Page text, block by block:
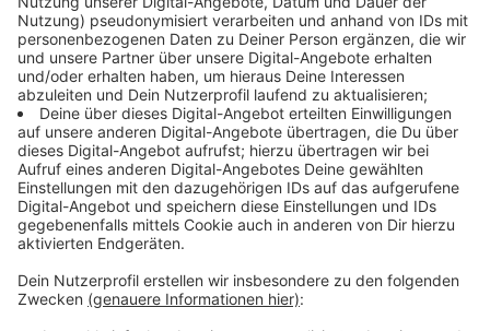
Bei "Artificial Paradise" handelt es sich um das sechste
Studioalbum der GRAMMY-nominierten Band, die über
16 Millionen Platten weltweit verkaufen konnte. Die
Platin-Single "I Ain‘t Worried" ist Auftakt ihres neuen
Albums, das insgesamt mit 15 Tracks bestückt ist und
beinhaltet unter anderem die Single "I Don‘t Wanna
Wait" in Kollaboration mit David Guetta.
Über das neue Album erklärt Fronstänger Ryan Tedder:
namens 'West Coast', den wir 2016 in einem